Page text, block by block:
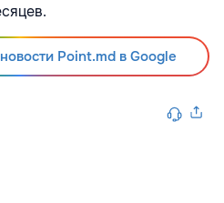
Point.md в Google